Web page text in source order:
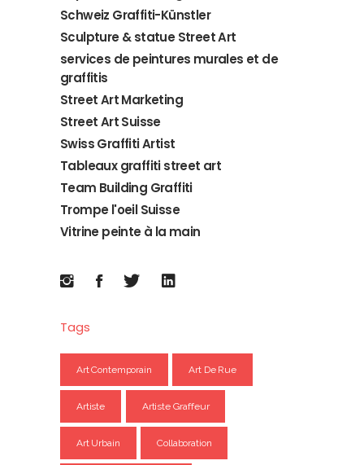
Schweiz Graffiti-Künstler
Sculpture & statue Street Art
services de peintures murales et de
graffitis
Street Art Marketing
Street Art Suisse
Swiss Graffiti Artist
Tableaux graffiti street art
Team Building Graffiti
Trompe l'oeil Suisse
Vitrine peinte à la main
Tags
Art Contemporain Art De Rue
Artiste Artiste Graffeur
Art Urbain Collaboration